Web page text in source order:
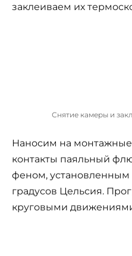
заклеиваем их
Снятие камеры и
Наносим на
контакты паяльный
феном, установленным
градусов Цельсия.
круговыми